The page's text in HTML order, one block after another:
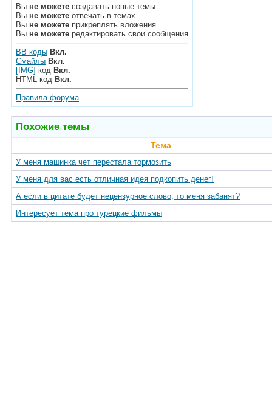
Вы не можете создавать новые темы
Вы не можете отвечать в темах
Вы не можете прикреплять вложения
Вы не можете редактировать свои сообщения
BB коды Вкл.
Смайлы Вкл.
[IMG] код Вкл.
HTML код Вкл.
Правила форума
Похожие темы
Тема
У меня машинка чет перестала тормозить
У меня для вас есть отличная идея подкопить денег!
А если в цитате будет нецензурное слово, то меня забанят?
Интересует тема про турецкие фильмы